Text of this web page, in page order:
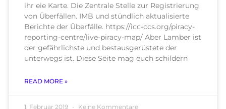
ihr eie Karte. Die Zentrale Stelle zur Registrierung
von Überfällen. IMB und stündlich aktualisierte
Berichte der Überfälle. https://icc-ccs.org/piracy-
reporting-centre/live-piracy-map/ Aber Lamber ist
der gefährlichste und bestausgerüstete der
unterwegs ist. Diese Seite mag euch schildern
READ MORE »
1. Februar 2019 Keine Kommentare